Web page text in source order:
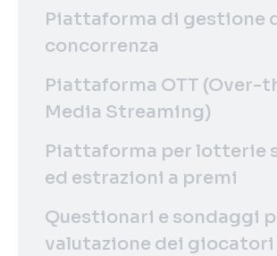
Piattaforma di gestione
concorrenza
Piattaforma OTT (Over-
Media Streaming)
Piattaforma per lotterie
ed estrazioni a premi
Questionari e sondaggi
valutazione dei giocatori